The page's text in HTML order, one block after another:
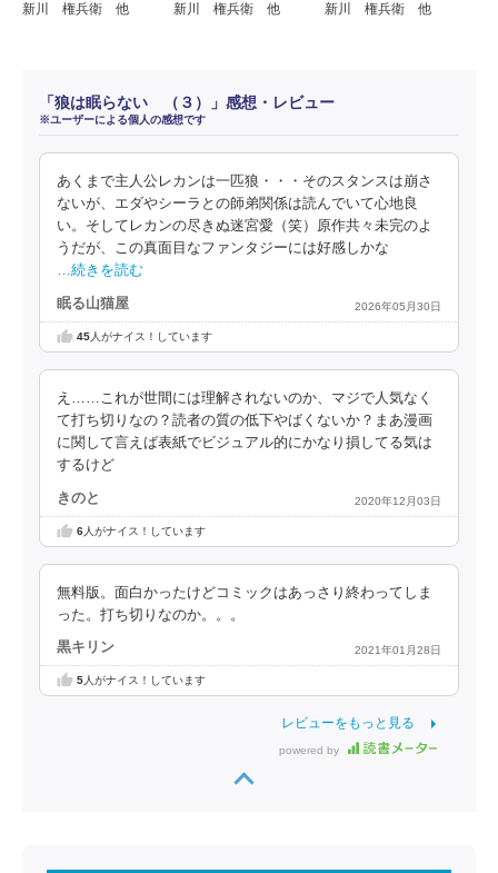
新川 権兵衛 他
新川 権兵衛 他
新川 権兵衛 他
「狼は眠らない （３）」感想・レビュー
※ユーザーによる個人の感想です
あくまで主人公レカンは一匹狼・・・そのスタンスは崩さ
ないが、エダやシーラとの師弟関係は読んでいて心地良
い。そしてレカンの尽きぬ迷宮愛（笑）原作共々未完のよ
うだが、この真面目なファンタジーには好感しかな
…続きを読む
眠る山猫屋 2026年05月30日
45人がナイス！しています
え……これが世間には理解されないのか、マジで人気なく
て打ち切りなの？読者の質の低下やばくないか？まあ漫画
に関して言えば表紙でビジュアル的にかなり損してる気は
するけど
きのと 2020年12月03日
6人がナイス！しています
無料版。面白かったけどコミックはあっさり終わってしま
った。打ち切りなのか。。。
黒キリン 2021年01月28日
5人がナイス！しています
レビューをもっと見る
powered by